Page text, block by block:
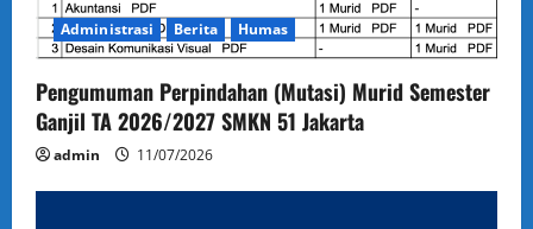
Administrasi Berita Humas
Pengumuman Perpindahan (Mutasi) Murid Semester
Ganjil TA 2026/2027 SMKN 51 Jakarta
admin 11/07/2026